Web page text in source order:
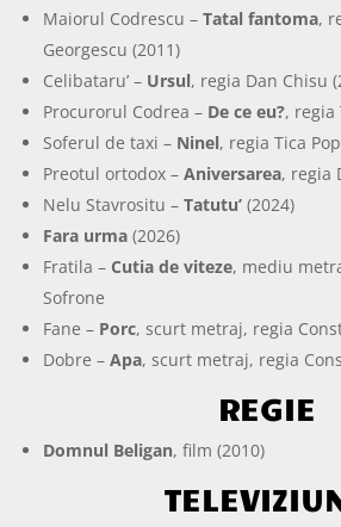
Maiorul Codrescu –Tatal fantoma,
Georgescu (2011)
Celibataru’ – Ursul, regia Dan Chisu
Procurorul Codrea – De ce eu?, regia
Soferul de taxi – Ninel, regia Tica
Preotul ortodox –Aniversarea, regia
Nelu Stavrositu –Tatutu’ (2024)
Fara urma (2026)
Fratila – Cutia de viteze, mediu
Sofrone
Fane – Porc, scurt metraj, regia
Dobre –Apa, scurt metraj, regia
REGIE
Domnul Beligan, film (2010)